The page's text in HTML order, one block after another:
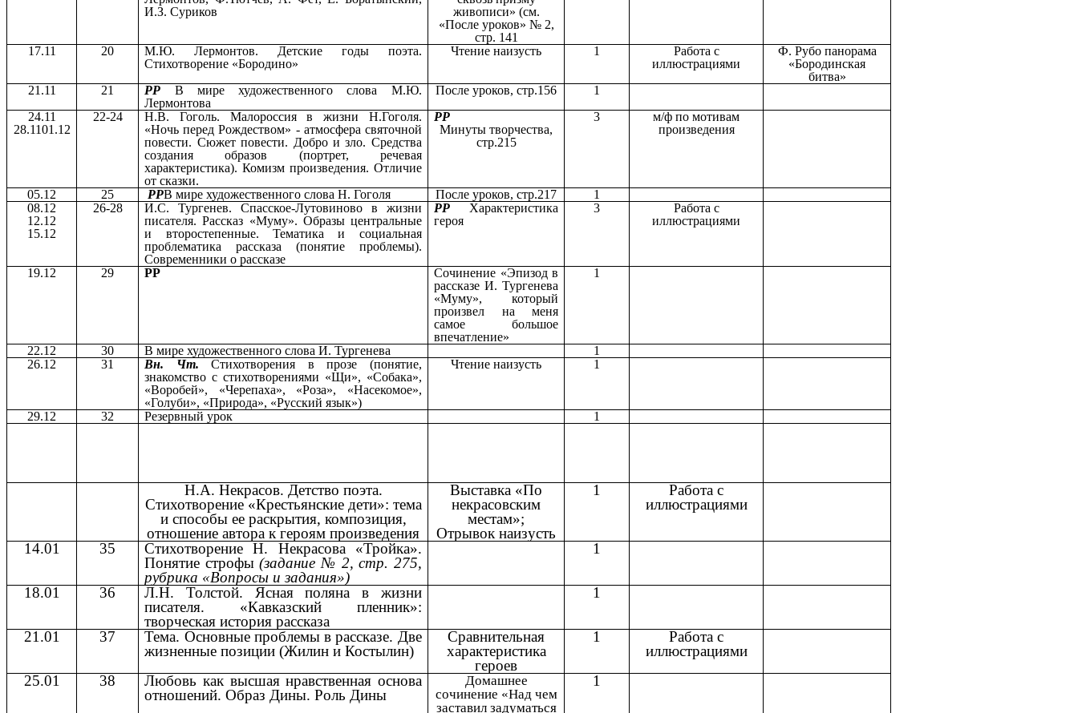
И.З. Суриков
живописи» (см.
«После уроков» № 2,
стр. 141
17.11 20
М.Ю. Лермонтов. Детские годы поэта.
Стихотворение «Бородино»
Чтение наизусть 1
Работа с
иллюстрациями
Ф. Рубо панорама
«Бородинская
битва»
21.11
21 РР В мире художественного слова М.Ю.
Лермонтова
После уроков, стр.156
1
24.11
28.1101.12
22-24
Н.В. Гоголь. Малороссия в жизни Н.Гоголя.
«Ночь перед Рождеством» - атмосфера святочной
повести. Сюжет повести. Добро и зло. Средства
создания образов (портрет, речевая
характеристика). Комизм произведения. Отличие
от сказки.
РР
Минуты творчества,
стр.215
3
м/ф по мотивам
произведения
05.12 25 РРВ мире художественного слова Н. Гоголя После уроков, стр.217
1
08.12
12.12
15.12
26-28
И.С. Тургенев. Спасское-Лутовиново в жизни
писателя. Рассказ «Муму». Образы центральные
и второстепенные. Тематика и социальная
проблематика рассказа (понятие проблемы).
Современники о рассказе
РР Характеристика
героя
3
Работа с
иллюстрациями
19.12 29 РР
Сочинение «Эпизод в
рассказе И. Тургенева
«Муму», который
произвел на меня
самое большое
впечатление»
1
22.12 30 В мире художественного слова И. Тургенева
1
26.12
31 Вн. Чт. Стихотворения в прозе (понятие,
знакомство с стихотворениями «Щи», «Собака»,
«Воробей», «Черепаха», «Роза», «Насекомое»,
«Голуби», «Природа», «Русский язык»)
Чтение наизусть 1
29.12 32 Резервный урок 1
Н.А. Некрасов. Детство поэта.
Стихотворение «Крестьянские дети»: тема
и способы ее раскрытия, композиция,
отношение автора к героям произведения
Выставка «По
некрасовским
местам»;
Отрывок наизусть
1
Работа с
иллюстрациями
14.01 35
Стихотворение Н. Некрасова «Тройка».
Понятие строфы(задание № 2, стр. 275,
рубрика «Вопросы и задания»)
1
18.01 36
Л.Н. Толстой. Ясная поляна в жизни
писателя. «Кавказский пленник»:
творческая история рассказа
1
21.01 37
Тема. Основные проблемы в рассказе. Две
жизненные позиции (Жилин и Костылин)
Сравнительная
характеристика
героев
1
Работа с
иллюстрациями
25.01
38
Любовь как высшая нравственная основа
отношений. Образ Дины. Роль Дины
Домашнее
сочинение «Над чем
заставил задуматься
1